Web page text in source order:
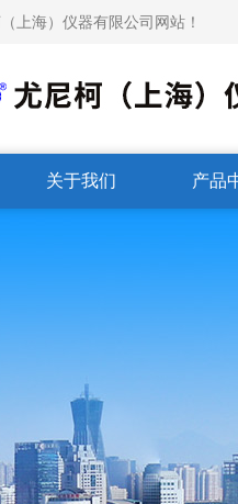
上海）仪器有限公司网站！
关于我们 产品